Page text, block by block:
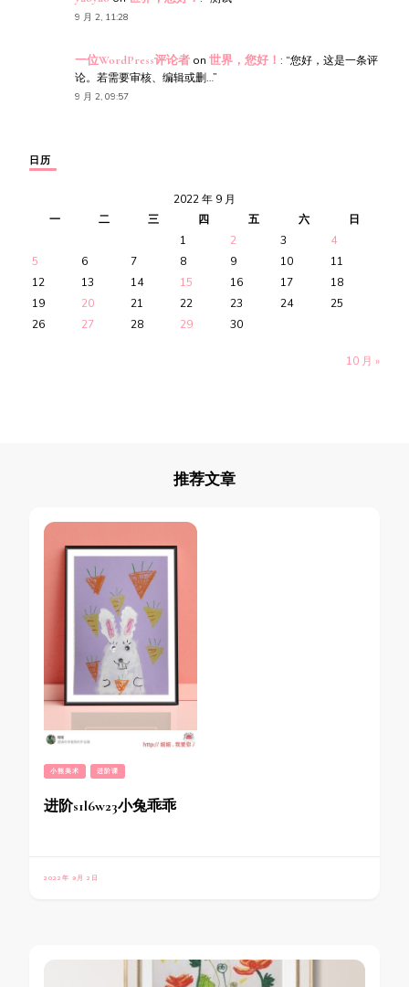
9 月 2, 11:28
一位WordPress评论者 on 世界，您好！ : “您好，这是一条评
论。若需要审核、编辑或删…”
9 月 2, 09:57
日历
2022 年 9 月
一
二 三 四 五 六
日
1
2 3
4
5
6 7 8 9 10
11
12
13 14 15 16 17
18
19
20 21 22 23 24
25
26
27 28 29 30
10 月 »
推荐文章
小熊美术 进阶课
进阶s1l6w23小兔乖乖
2022年 9月 2日